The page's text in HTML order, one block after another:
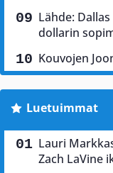
Lähde:
dollarin
Kouvojen
Luetuimmat
Lauri
Zach LaVine